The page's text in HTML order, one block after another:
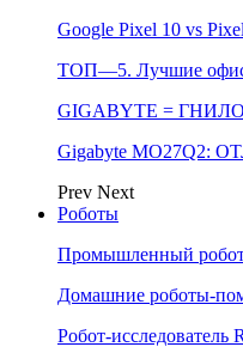
Google Pixel 10 vs
ТОП—5. Лучшие
GIGABYTE =
Gigabyte
Prev Next
Роботы
Промышленный робот
Домашние роботы-
Робот-исследователь